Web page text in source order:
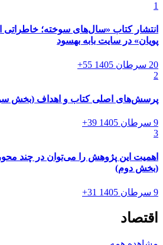
1
انتشار کتاب «سال‌های سوخته؛ خاطراتی
پویان» در سایت بابه بهسود
20 سرطان 1405
55+
2
پرسش‌های اصلی کتاب و اهداف (بخش
9 سرطان 1405
39+
3
اهمیت این پژوهش را می‌توان در چند
(بخش دوم)
9 سرطان 1405 31+
اقتصاد